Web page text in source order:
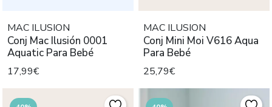
MAC ILUSION
Conj Mac Ilusión 0001
Aquatic Para Bebé
17,99€
MAC ILUSION
Conj Mini Moi V616 Aqua
Para Bebé
25,79€